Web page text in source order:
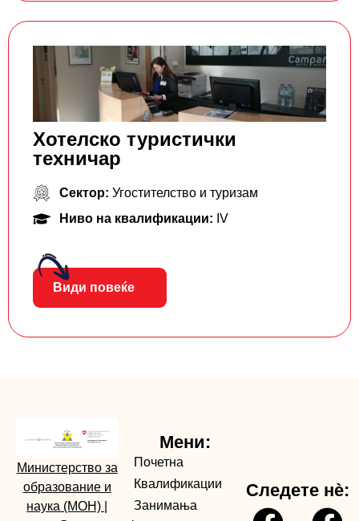
Хотелско туристички
техничар
Сектор: Угостителство и туризам
Ниво на квалификации: IV
Види повеќе
Министерство за
образование и
наука (МОН)
Мени:
Почетна
Квалификации
Занимања
Следете нè: